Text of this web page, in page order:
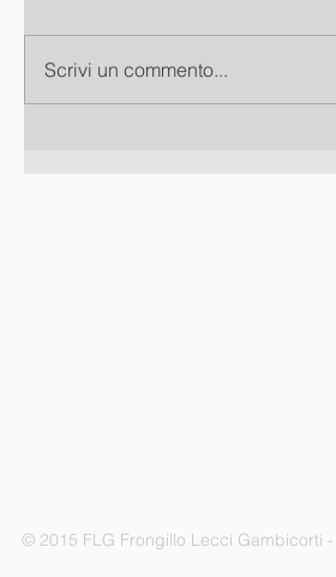
Scrivi un commento...
© 2015 FLG Frongillo Lecci Gambicorti